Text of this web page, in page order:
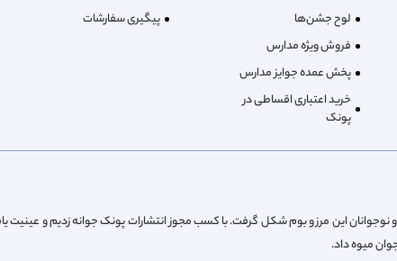
لوح جشن‌ها
فروش ویژه مدارس
پخش عمده جوایز مدارس
خرید اعتباری اقساطی در
پونک
پیگیری سفارشات
کودکان و نوجوانان این مرز و بوم شکل گرفت. با کسب مجوز انتشارات پونک جوانه زدیم و عینیت
جدول قیمت ویژه مدارس، معلمان و فروشگاه داران محترم